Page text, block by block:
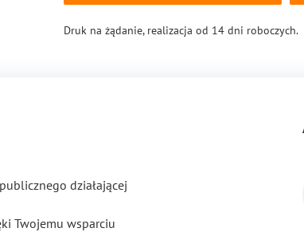
Druk na żądanie, realizacja od 14 dni roboczych.
działającej
Twojemu wsparciu